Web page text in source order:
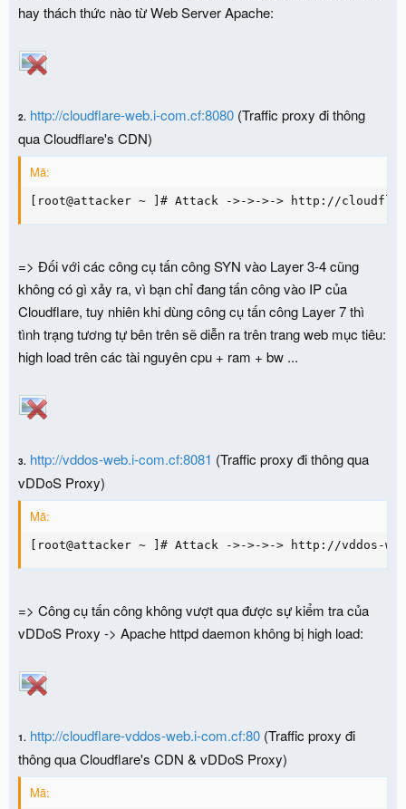
hay thách thức nào từ Web Server Apache:
2. http://cloudflare-web.i-com.cf:8080 (Traffic proxy đi thông
qua Cloudflare's CDN)
Mã:
[root@attacker ~ ]# Attack ->->->-> http://
=> Đối với các công cụ tấn công SYN vào Layer 3-4 cũng
không có gì xảy ra, vì bạn chỉ đang tấn công vào IP của
Cloudflare, tuy nhiên khi dùng công cụ tấn công Layer 7 thì
tình trạng tương tự bên trên sẽ diễn ra trên trang web mục tiêu:
high load trên các tài nguyên cpu + ram + bw ...
3. http://vddos-web.i-com.cf:8081 (Traffic proxy đi thông qua
vDDoS Proxy)
Mã:
[root@attacker ~ ]# Attack ->->->-> http://vddos-
=> Công cụ tấn công không vượt qua được sự kiểm tra của
vDDoS Proxy -> Apache httpd daemon không bị high load:
1. http://cloudflare-vddos-web.i-com.cf:80 (Traffic proxy đi
thông qua Cloudflare's CDN & vDDoS Proxy)
Mã: